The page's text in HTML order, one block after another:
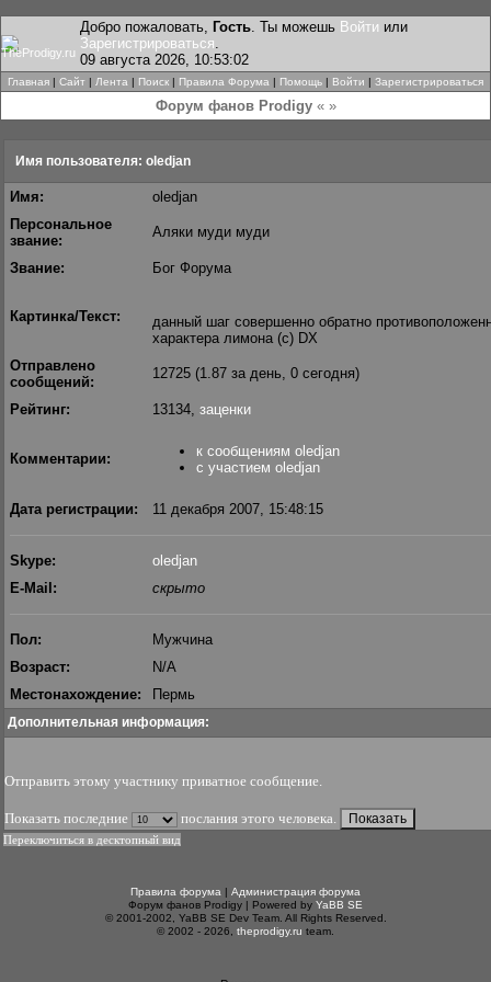
Добро пожаловать, Гость. Ты можешь Войти или
Зарегистрироваться.
09 августа 2026, 10:53:02
Главная | Сайт | Лента | Поиск | Правила Форума | Помощь | Войти | Зарегистрироваться
Форум фанов Prodigy« »
Имя пользователя: oledjan
Имя:
oledjan
Персональное
звание:
Аляки муди муди
Звание: Бог Форума
Картинка/Текст:
данный шаг совершенно обратно
характера лимона (с) DX
Отправлено
сообщений:
12725 (1.87 за день, 0 сегодня)
Рейтинг: 13134, заценки
Комментарии:
к сообщениям oledjan
с участием oledjan
Дата регистрации: 11 декабря 2007, 15:48:15
Skype:
oledjan
E-Mail:
скрыто
Пол:
Мужчина
Возраст:
N/A
Местонахождение:
Пермь
Дополнительная информация:
Отправить этому участнику приватное сообщение.
Показать последние послания этого человека.
Переключиться в десктопный вид
Правила форума | Администрация форума
Форум фанов Prodigy | Powered by YaBB SE
© 2001-2002, YaBB SE Dev Team. All Rights Reserved.
© 2002 - 2026, theprodigy.ru team.